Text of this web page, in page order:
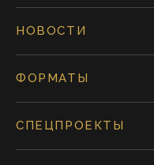
НОВОСТИ
ФОРМАТЫ
СПЕЦПРОЕКТЫ